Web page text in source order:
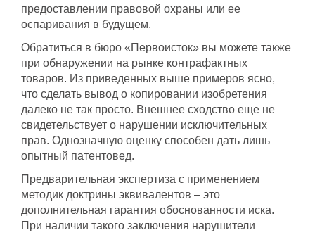
предоставлении правовой охраны или ее
оспаривания в будущем.
Обратиться в бюро «Первоисток» вы можете также
при обнаружении на рынке контрафактных
товаров. Из приведенных выше примеров ясно,
что сделать вывод о копировании изобретения
далеко не так просто. Внешнее сходство еще не
свидетельствует о нарушении исключительных
прав. Однозначную оценку способен дать лишь
опытный патентовед.
Предварительная экспертиза с применением
методик доктрины эквивалентов – это
дополнительная гарантия обоснованности иска.
При наличии такого заключения нарушители